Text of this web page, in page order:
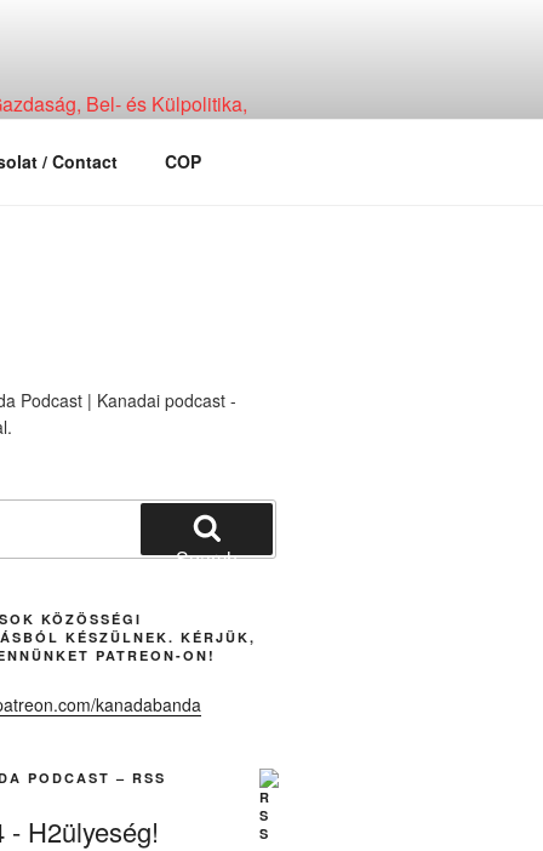
Bel- és Külpolitika,
/ Contact COP
Search
KÖZÖSSÉGI
KÉSZÜLNEK. KÉRJÜK,
PATREON-ON!
PODCAST – RSS
- H2ülyeség!